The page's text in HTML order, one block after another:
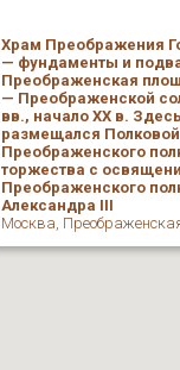
Храм Преображения
— фундаменты и
Преображенская
— Преображенской
вв., начало ХХ в.
размещался
Преображенского
торжества с
Преображенского
Александра III
Москва,